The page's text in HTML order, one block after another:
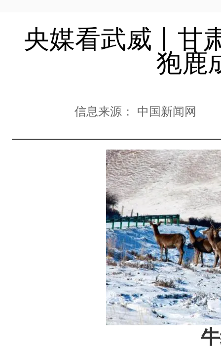
央媒看武威丨甘
狍鹿
信息来源： 中国新闻网